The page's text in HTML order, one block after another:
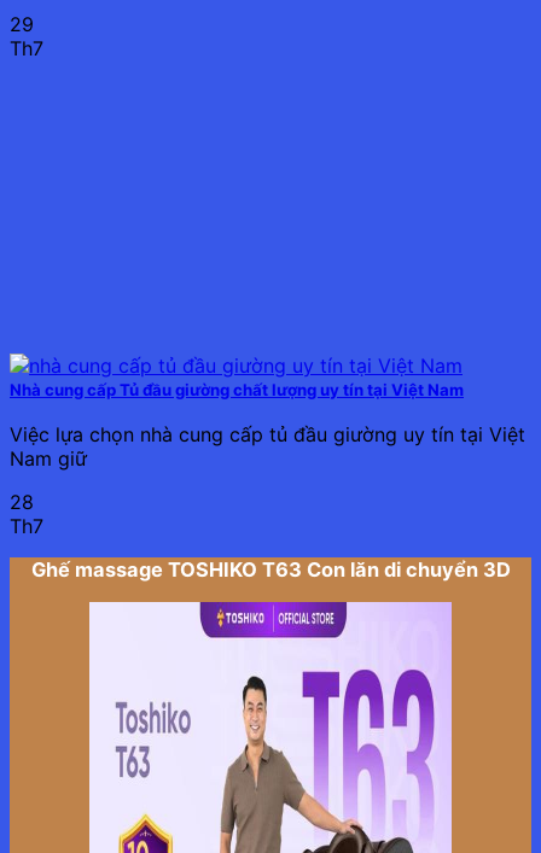
29
Th7
Nhà cung cấp Tủ đầu giường chất lượng uy tín tại Việt Nam
Việc lựa chọn nhà cung cấp tủ đầu giường uy tín tại Việt
Nam giữ
28
Th7
Ghế massage TOSHIKO T63 Con lăn di chuyển 3D